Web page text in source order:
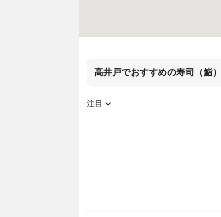
高井戸でおすすめの寿司（鮨
注目